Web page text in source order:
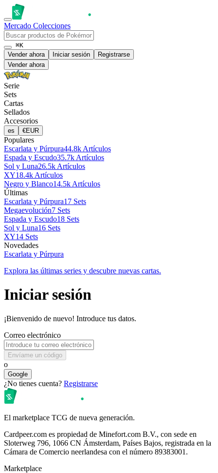
Mercado Colecciones
⌘K
Vender ahora
Iniciar sesión
Registrarse
Vender ahora
Serie
Sets
Cartas
Sellados
Accesorios
es €EUR
Populares
Escarlata y Púrpura44.8k Artículos
Espada y Escudo35.7k Artículos
Sol y Luna26.5k Artículos
XY18.4k Artículos
Negro y Blanco14.5k Artículos
Últimas
Escarlata y Púrpura17 Sets
Megaevolución7 Sets
Espada y Escudo18 Sets
Sol y Luna16 Sets
XY14 Sets
Novedades
Escarlata y Púrpura
Explora las últimas series y descubre nuevas cartas.
Iniciar sesión
¡Bienvenido de nuevo! Introduce tus datos.
Correo electrónico
Envíame un código
o
Google
¿No tienes cuenta? Registrarse
El marketplace TCG de nueva generación.
Cardpeer.com es propiedad de Minefort.com B.V., con sede en
Sloterweg 796, 1066 CN Ámsterdam, Países Bajos, registrada en la
Cámara de Comercio neerlandesa con el número 89383001.
Marketplace